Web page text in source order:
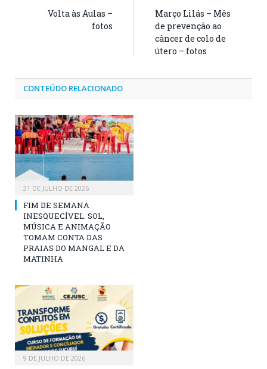
Volta às Aulas –
fotos
Março Lilás – Mês
de prevenção ao
câncer de colo de
útero – fotos
CONTEÚDO RELACIONADO
31 DE JULHO DE 2026
FIM DE SEMANA
INESQUECÍVEL: SOL,
MÚSICA E ANIMAÇÃO
TOMAM CONTA DAS
PRAIAS DO MANGAL E DA
MATINHA
9 DE JULHO DE 2026